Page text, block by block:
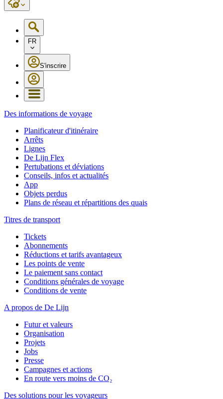
FR
S'inscrire
Des informations de voyage
Planificateur d'itinéraire
Arrêts
Lignes
De Lijn Flex
Pertubations et déviations
Conseils, infos et actualités
App
Objets perdus
Plans de réseau et répartitions des quais
Titres de transport
Tickets
Abonnements
Réductions et tarifs avantageux
Les points de vente
Le paiement sans contact
Conditions générales de voyage
Conditions de vente
A propos de De Lijn
Futur et valeurs
Organisation
Projets
Jobs
Presse
Campagnes et actions
En route vers moins de CO₂
Des solutions pour les voyageurs